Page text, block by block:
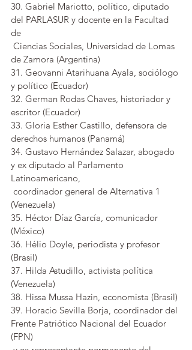
30. Gabriel Mariotto, político, diputado
del PARLASUR y docente en la Facultad
de
de Zamora (Argentina)
31. Geovanni Atarihuana Ayala, sociólogo
y político (Ecuador)
32. German Rodas Chaves, historiador y
escritor (Ecuador)
33. Gloria Esther Castillo, defensora de
derechos humanos (Panamá)
34. Gustavo Hernández Salazar, abogado
y ex diputado al Parlamento
Latinoamericano,
(Venezuela)
35. Héctor Díaz García, comunicador
(México)
36. Hélio Doyle, periodista y profesor
(Brasil)
37. Hilda Astudillo, activista política
(Venezuela)
38. Hissa Mussa Hazin, economista (Brasil)
39. Horacio Sevilla Borja, coordinador del
Frente Patriótico Nacional del Ecuador
(FPN)